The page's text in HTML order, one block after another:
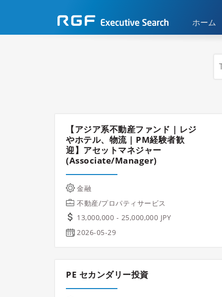
ホーム
【アジア系不動産ファンド | レジ
やホテル、物流 | PM経験者歓
迎】アセットマネジャー
(Associate/Manager)
金融
不動産/プロパティサービス
13,000,000 - 25,000,000 JPY
2026-05-29
PE セカンダリー投資